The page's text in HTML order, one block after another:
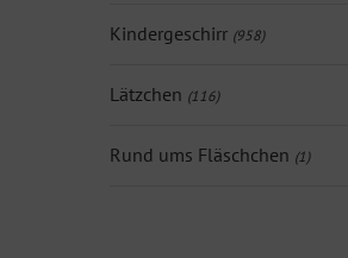
Kindergeschirr (958)
Lätzchen (116)
Rund ums Fläschchen (1)